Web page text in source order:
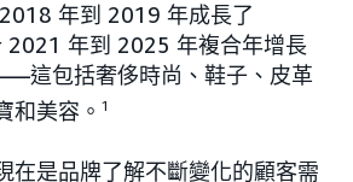
年到 2019 年成長了
2021 年到 2025 年複合年增長
這包括奢侈時尚、鞋子、皮革
和美容。 1
在是品牌了解不斷變化的顧客需